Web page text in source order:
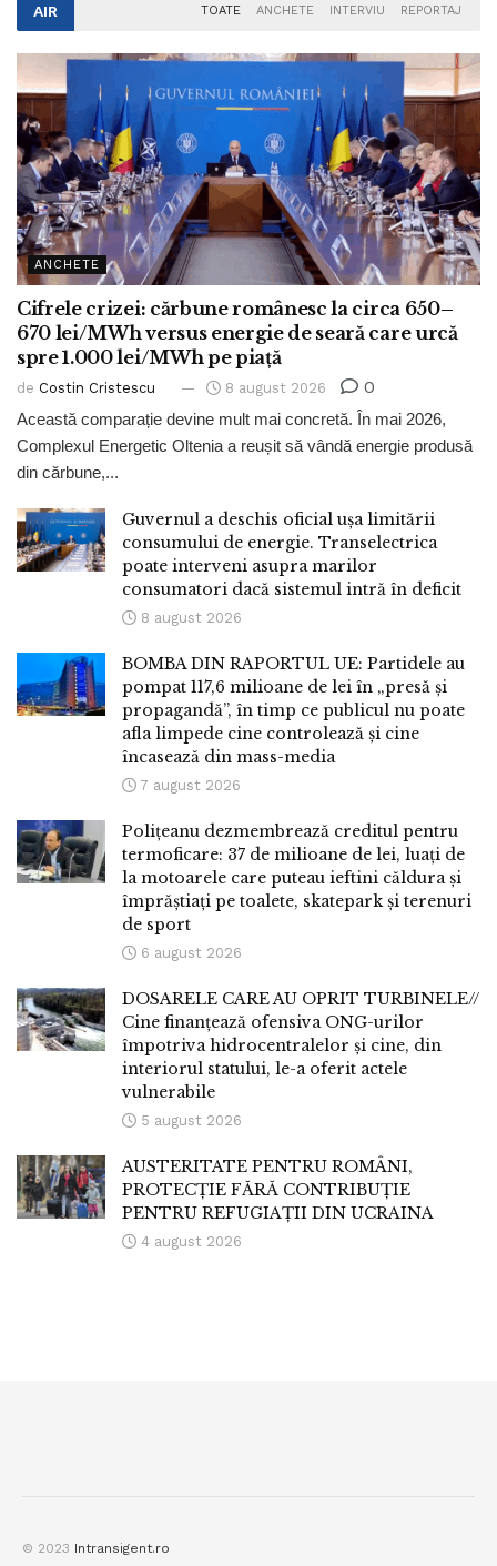
AIR TOATE ANCHETE INTERVIU REPORTAJ
ANCHETE
Cifrele crizei: cărbune românesc la circa 650–
670 lei/MWh versus energie de seară care urcă
spre 1.000 lei/MWh pe piață
de Costin Cristescu 8 august 2026 0
Această comparație devine mult mai concretă. În mai 2026,
Complexul Energetic Oltenia a reușit să vândă energie produsă
din cărbune,...
Guvernul a deschis oficial ușa limitării
consumului de energie. Transelectrica
poate interveni asupra marilor
consumatori dacă sistemul intră în deficit
8 august 2026
BOMBA DIN RAPORTUL UE: Partidele au
pompat 117,6 milioane de lei în „presă și
propagandă”, în timp ce publicul nu poate
afla limpede cine controlează și cine
încasează din mass-media
7 august 2026
Polițeanu dezmembrează creditul pentru
termoficare: 37 de milioane de lei, luați de
la motoarele care puteau ieftini căldura și
împrăștiați pe toalete, skatepark și terenuri
de sport
6 august 2026
DOSARELE CARE AU OPRIT TURBINELE//
Cine finanțează ofensiva ONG-urilor
împotriva hidrocentralelor și cine, din
interiorul statului, le-a oferit actele
vulnerabile
5 august 2026
AUSTERITATE PENTRU ROMÂNI,
PROTECȚIE FĂRĂ CONTRIBUȚIE
PENTRU REFUGIAȚII DIN UCRAINA
4 august 2026
© 2023 Intransigent.ro